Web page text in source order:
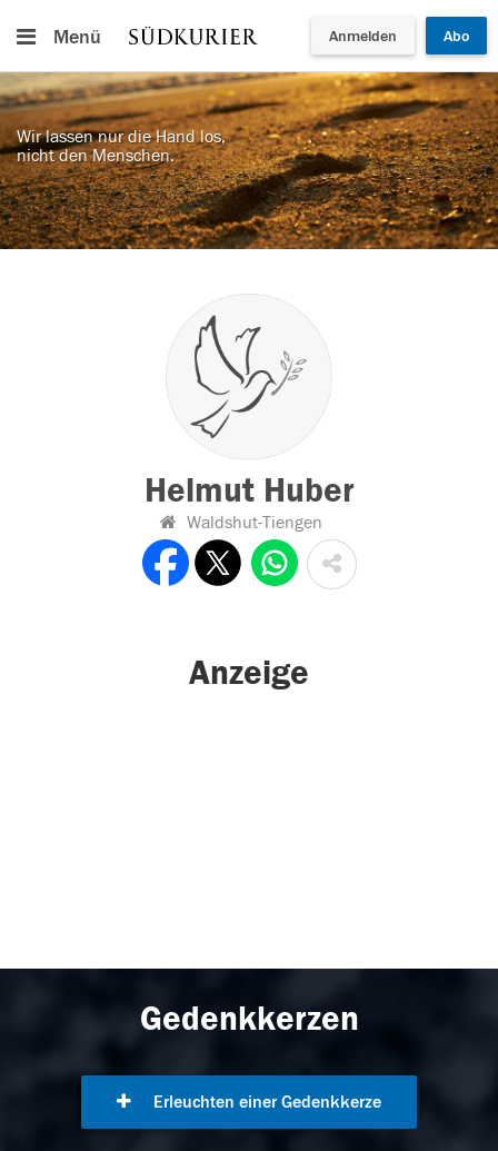
Menü Anmelden Abo
Wir lassen nur die Hand los,
nicht den Menschen.
Helmut Huber
Waldshut-Tiengen
Anzeige
Gedenkkerzen
Erleuchten einer Gedenkkerze